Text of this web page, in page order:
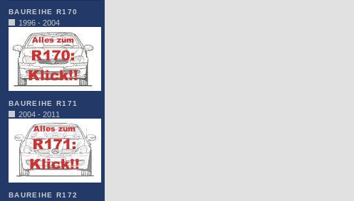
BAUREIHE R170
1996 - 2004
BAUREIHE R171
2004 - 2011
BAUREIHE R172